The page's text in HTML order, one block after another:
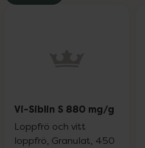
Vi-Siblin S 880 mg/g
Loppfrö och vitt
loppfrö, Granulat, 450